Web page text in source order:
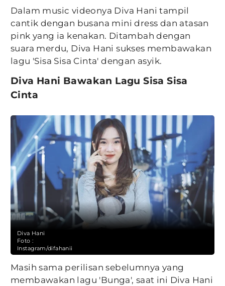
Dalam music videonya Diva Hani tampil
cantik dengan busana mini dress dan atasan
pink yang ia kenakan. Ditambah dengan
suara merdu, Diva Hani sukses membawakan
lagu 'Sisa Sisa Cinta' dengan asyik.
Diva Hani Bawakan Lagu Sisa Sisa
Cinta
Diva Hani
Foto :
Instagram/difahanii
Masih sama perilisan sebelumnya yang
membawakan lagu 'Bunga', saat ini Diva Hani